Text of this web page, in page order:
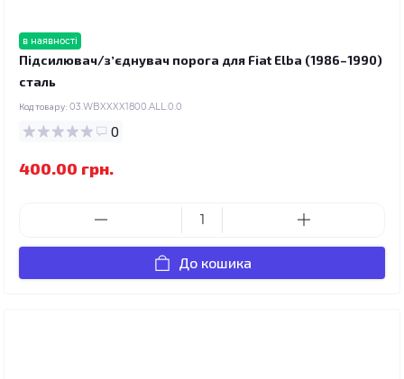
в наявності
Підсилювач/зʼєднувач порога для Fiat Elba (1986–1990)
сталь
Код товару: 03.WBXXXX1800.ALL.0.0
0
400.00 грн.
До кошика